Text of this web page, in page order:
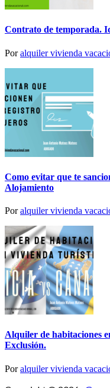
Contrato de temporada.
Poralquiler vivienda
Como evitar que te
Alojamiento
Poralquiler vivienda
Alquiler de habitaciones
Exclusión.
Poralquiler vivienda